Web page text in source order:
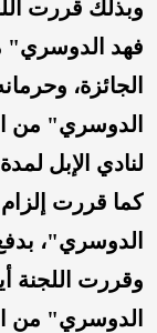
وبذلك قررت
فهد الدوسري"
الجائزة،
الدوسري" من
لنادي الإبل
كما قررت
الدوسري"، بدفع
وقررت اللجنة
الدوسري" من